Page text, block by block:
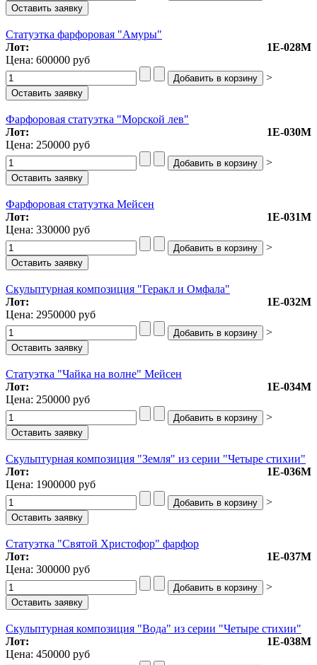
Статуэтка фарфоровая "Амуры"
Лот:
1Е-028М
Цена: 600000 руб
>
Фарфоровая статуэтка "Морской лев"
Лот:
1Е-030М
Цена: 250000 руб
>
Фарфоровая статуэтка Мейсен
Лот:
1Е-031М
Цена: 330000 руб
>
Скульптурная композиция "Геракл и Омфала"
Лот:
1Е-032М
Цена: 2950000 руб
>
Статуэтка "Чайка на волне" Мейсен
Лот:
1Е-034М
Цена: 250000 руб
>
Скульптурная композиция "Земля" из серии "Четыре стихии"
Лот:
1Е-036М
Цена: 1900000 руб
>
Статуэтка "Святой Христофор" фарфор
Лот:
1Е-037М
Цена: 300000 руб
>
Скульптурная композиция "Вода" из серии "Четыре стихии"
Лот:
1Е-038М
Цена: 450000 руб